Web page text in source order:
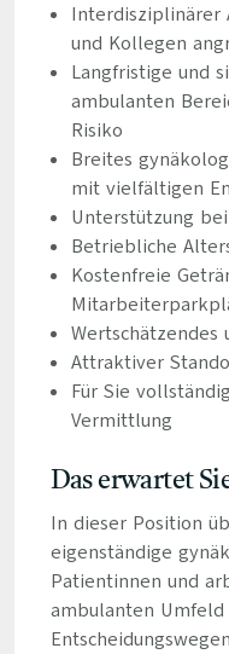
Interdisziplinärer
und Kollegen
Langfristige und
ambulanten
Risiko
Breites
mit vielfältigen
Unterstützung
Betriebliche
Kostenfreie
Wertschätzendes
Attraktiver
Für Sie
Vermittlung
Das erwartet
In dieser Position
eigenständige
Patientinnen und
ambulanten